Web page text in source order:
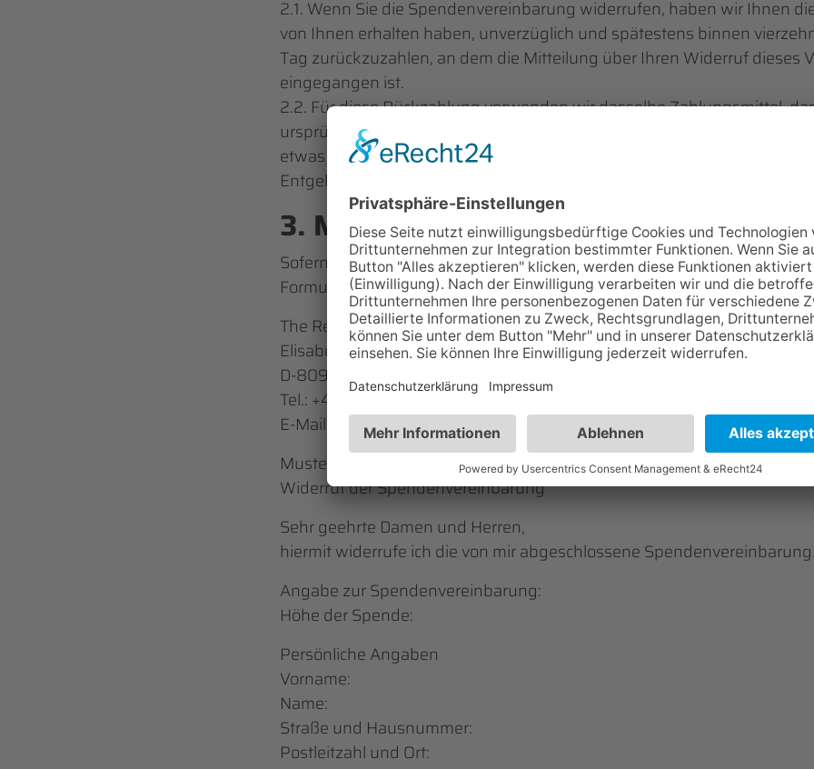
2.1. Wenn Sie die Spendenvereinbarung widerrufen, haben wir Ihnen
von Ihnen erhalten haben, unverzüglich und spätestens binnen
Tag zurückzuzahlen, an dem die Mitteilung über Ihren Widerruf dieses
eingegangen ist.
2.2. Für diese Rückzahlung verwenden wir dasselbe Zahlungsmittel,
ursprünglichen Transaktion eingesetzt haben, es sei denn, mit Ihnen
etwas anderes vereinbart; in keinem Fall werden Ihnen wegen dieser
Entgelte berechnet.
3. Muster-Widerrufsformular
Sofern Sie die Spendenvereinbarung widerrufen wollen, dann füllen
Formular aus und senden Sie es zurück an:
The Response gGmbH
Elisabeth-Selbert-Str. 7
D-80939 München
Tel.: +49 89 30 90 580-50
E-Mail.:
hello@theresponse.de
Muster-Text:
Widerruf der Spendenvereinbarung
Sehr geehrte Damen und Herren,
hiermit widerrufe ich die von mir abgeschlossene
Angabe zur Spendenvereinbarung:
Höhe der Spende:
Persönliche Angaben
Vorname:
Name:
Straße und Hausnummer:
Postleitzahl und Ort: